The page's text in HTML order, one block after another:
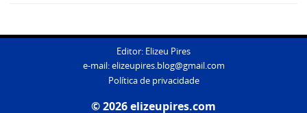
Editor: Elizeu Pires
e-mail:elizeupires.blog@gmail.com
Política de privacidade
© 2026 elizeupires.com